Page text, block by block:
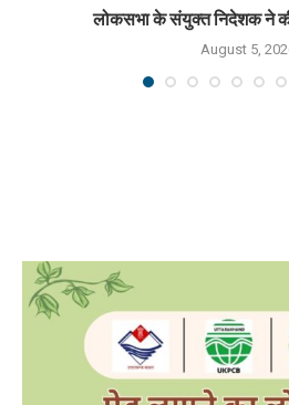
लोकसभा के संयुक्त निदेशक ने
August 5,